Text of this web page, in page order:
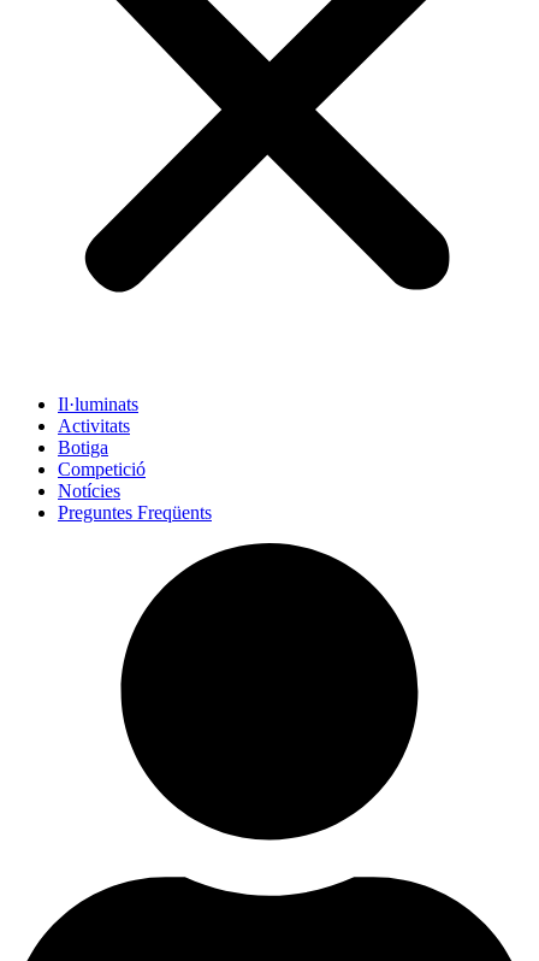
Il·luminats
Activitats
Botiga
Competició
Notícies
Preguntes Freqüents